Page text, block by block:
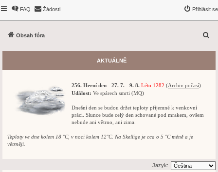
FAQ Žádosti Přihlásit se
Obsah fóra
d
AKTUÁLNĚ
256. Herní den - 27. 7. - 9. 8. Léto 1282 (Archiv počasí)
Událost: Ve spárech smrti (MQ)
Dnešní den se budou držet teploty příjemné k venkovní
práci. Slunce bude celý den schované pod mrakem, ovšem
nebude ani větrno, ani zima.
Teploty ve dne kolem 18 °C, v noci kolem 12°C. Na Skellige je cca o 5 °C méně a je
větrněji.
Jazyk: